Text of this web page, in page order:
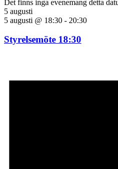
Det finns inga evenemang detta
5 augusti
5 augusti @ 18:30 - 20:30
Styrelsemöte 18:30